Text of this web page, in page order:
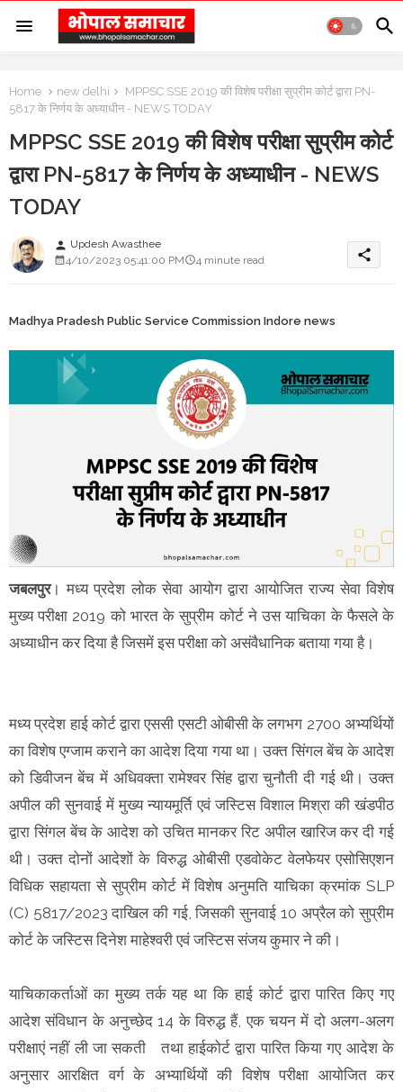
Home new delhi
MPPSC SSE 2019 की विशेष परीक्षा सुप्रीम कोर्ट द्वारा PN-
5817 के निर्णय के अध्याधीन - NEWS TODAY
MPPSC SSE 2019 की विशेष परीक्षा सुप्रीम कोर्ट
द्वारा PN-5817 के निर्णय के अध्याधीन - NEWS
TODAY
person Updesh Awasthee
4/10/2023 05:41:00 PM
4 minute read share
Madhya Pradesh Public Service Commission Indore news
जबलपुर। मध्य प्रदेश लोक सेवा आयोग द्वारा आयोजित राज्य सेवा विशेष
मुख्य परीक्षा 2019 को भारत के सुप्रीम कोर्ट ने उस याचिका के फैसले के
अध्याधीन कर दिया है जिसमें इस परीक्षा को असंवैधानिक बताया गया है।
मध्य प्रदेश हाई कोर्ट द्वारा एससी एसटी ओबीसी के लगभग 2700 अभ्यर्थियों
का विशेष एग्जाम कराने का आदेश दिया गया था। उक्त सिंगल बेंच के आदेश
को डिवीजन बेंच में अधिवक्ता रामेश्वर सिंह द्वारा चुनौती दी गई थी। उक्त
अपील की सुनवाई में मुख्य न्यायमूर्ति एवं जस्टिस विशाल मिश्रा की खंडपीठ
द्वारा सिंगल बेंच के आदेश को उचित मानकर रिट अपील खारिज कर दी गई
थी। उक्त दोनों आदेशों के विरुद्ध ओबीसी एडवोकेट वेलफेयर एसोसिएशन
विधिक सहायता से सुप्रीम कोर्ट में विशेष अनुमति याचिका क्रमांक SLP
(C) 5817/2023 दाखिल की गई, जिसकी सुनवाई 10 अप्रैल को सुप्रीम
कोर्ट के जस्टिस दिनेश माहेश्वरी एवं जस्टिस संजय कुमार ने की।
याचिकाकर्ताओं का मुख्य तर्क यह था कि हाई कोर्ट द्वारा पारित किए गए
आदेश संविधान के अनुच्छेद 14 के विरुद्ध हैं, एक चयन में दो अलग-अलग
परीक्षाएं नहीं ली जा सकती तथा हाईकोर्ट द्वारा पारित किया गए आदेश के
अनुसार आरक्षित वर्ग के अभ्यार्थियों की विशेष परीक्षा आयोजित कर